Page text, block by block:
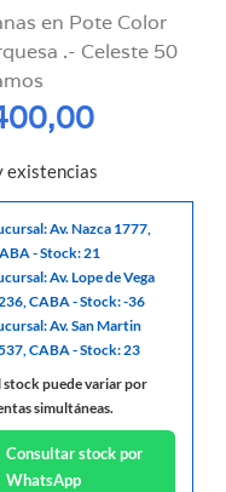
en Pote Color
.- Celeste 50
existencias
Av. Nazca 1777,
- Stock: 21
Av. Lope de Vega
CABA - Stock: -36
Av. San Martin
CABA - Stock: 23
stock puede variar por
simultáneas.
Consultar stock por
WhatsApp